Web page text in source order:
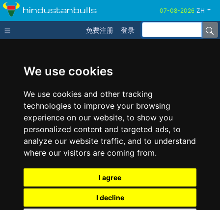
We use cookies
We use cookies and other tracking
technologies to improve your browsing
experience on our website, to show you
personalized content and targeted ads, to
analyze our website traffic, and to understand
where our visitors are coming from.
I agree
I decline
hindustanbulls ZH
免费注册 登录